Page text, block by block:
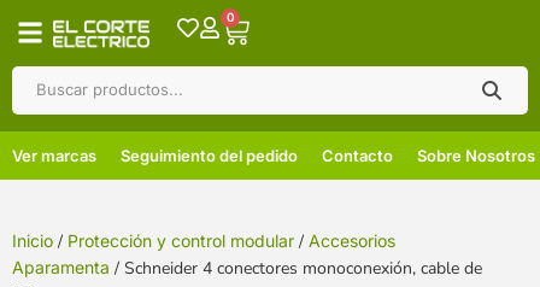
0
Ver marcas Seguimiento del pedido Contacto Sobre Nosotros
Inicio / Protección y control modular / Accesorios
Aparamenta / Schneider 4 conectores monoconexión, cable de